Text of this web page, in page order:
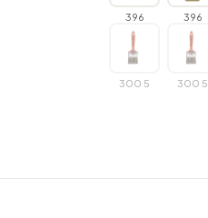
396 396
300 5 300 5